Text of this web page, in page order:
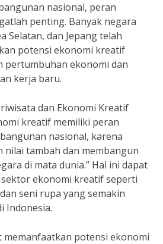
nasional, peran
penting. Banyak negara
Selatan, dan Jepang telah
potensi ekonomi kreatif
pertumbuhan ekonomi dan
kerja baru.
dan Ekonomi Kreatif
kreatif memiliki peran
nasional, karena
nilai tambah dan membangun
di mata dunia.” Hal ini dapat
ekonomi kreatif seperti
seni rupa yang semakin
Indonesia.
memanfaatkan potensi ekonomi